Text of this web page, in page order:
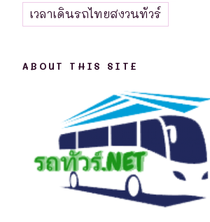
เวลาเดินรถไทยสงวนทัวร์
ABOUT THIS SITE